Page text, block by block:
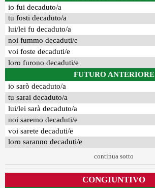
io fui decaduto/a
tu fosti decaduto/a
lui/lei fu decaduto/a
noi fummo decaduti/e
voi foste decaduti/e
loro furono decaduti/e
FUTURO ANTERIORE
io sarò decaduto/a
tu sarai decaduto/a
lui/lei sarà decaduto/a
noi saremo decaduti/e
voi sarete decaduti/e
loro saranno decaduti/e
continua sotto
CONGIUNTIVO